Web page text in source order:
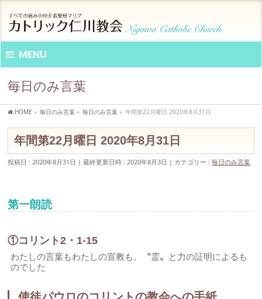
MENU
毎日のみ言葉
HOME » 毎日のみ言葉 » 毎日のみ言葉 » 年間第22月曜日 2020年8月31日
年間第22月曜日 2020年8月31日
投稿日 : 2020年8月31日 最終更新日時 : 2020年8月3日 カテゴリー :毎日のみ言葉
第一朗読
①コリント2・1-15
わたしの言葉もわたしの宣教も、〝霊〟と力の証明によるも
のでした